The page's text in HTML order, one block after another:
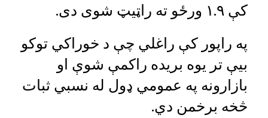
کې ۱.۹ ورځو ته راټیټ شوی دی.
په راپور کې راغلي چې د خوراکي توکو
بیې تر یوه بریده راکمې شوې او
بازارونه په عمومي ډول له نسبي ثبات
څخه برخمن دي.